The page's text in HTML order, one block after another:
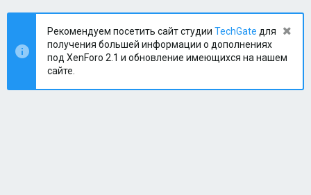
Рекомендуем посетить сайт студии TechGate для
получения большей информации о дополнениях
под XenForo 2.1 и обновление имеющихся на нашем
сайте.